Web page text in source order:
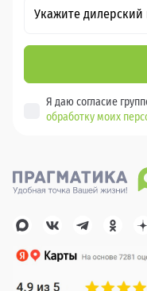
Укажите дилерский
Я даю согласие
обработку моих